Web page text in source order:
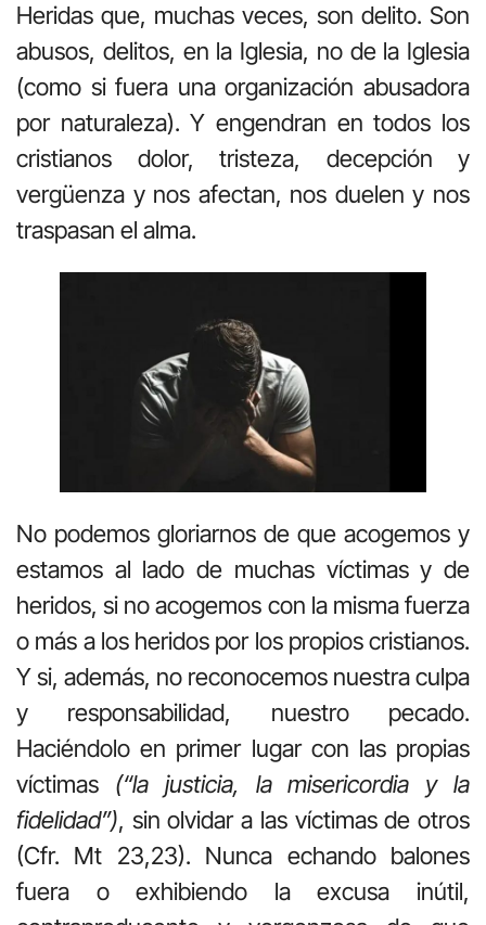
Heridas que, muchas veces, son delito. Son
abusos, delitos, en la Iglesia, no de la Iglesia
(como si fuera una organización abusadora
por naturaleza). Y engendran en todos los
cristianos dolor, tristeza, decepción y
vergüenza y nos afectan, nos duelen y nos
traspasan el alma.
No podemos gloriarnos de que acogemos y
estamos al lado de muchas víctimas y de
heridos, si no acogemos con la misma fuerza
o más a los heridos por los propios cristianos.
Y si, además, no reconocemos nuestra culpa
y responsabilidad, nuestro pecado.
Haciéndolo en primer lugar con las propias
víctimas (“la justicia, la misericordia y la
fidelidad”), sin olvidar a las víctimas de otros
(Cfr. Mt 23,23). Nunca echando balones
fuera o exhibiendo la excusa inútil,